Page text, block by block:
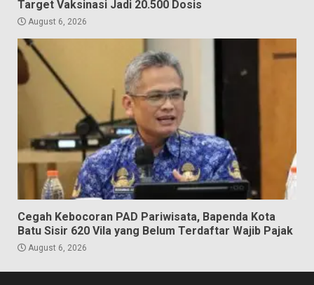
Target Vaksinasi Jadi 20.500 Dosis
August 6, 2026
Cegah Kebocoran PAD Pariwisata, Bapenda Kota
Batu Sisir 620 Vila yang Belum Terdaftar Wajib Pajak
August 6, 2026